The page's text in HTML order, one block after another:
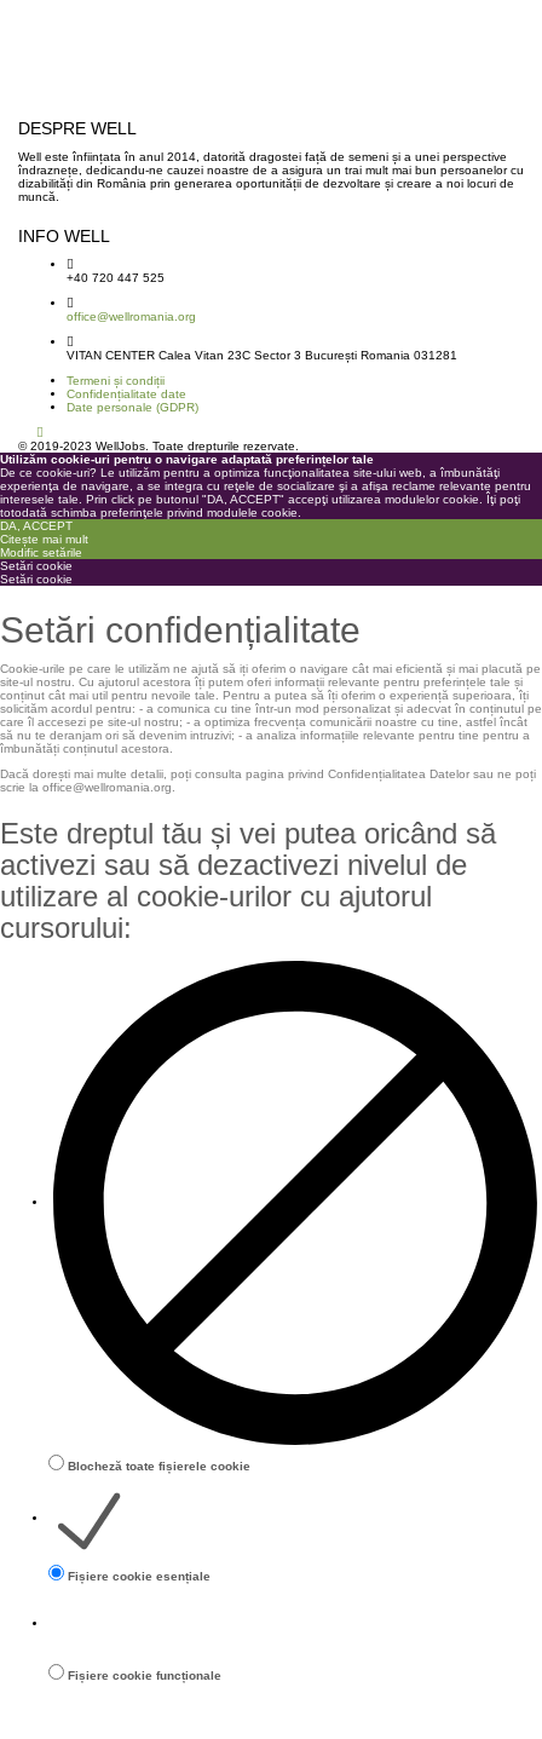
DESPRE WELL
Well este înființata în anul 2014, datorită dragostei față de semeni și a unei perspective
îndraznețe, dedicandu-ne cauzei noastre de a asigura un trai mult mai bun persoanelor cu
dizabilități din România prin generarea oportunității de dezvoltare și creare a noi locuri de
muncă.
INFO WELL
+40 720 447 525
office@wellromania.org
VITAN CENTER Calea Vitan 23C Sector 3 București Romania 031281
Termeni și condiții
Confidențialitate date
Date personale (GDPR)
© 2019-2023 WellJobs. Toate drepturile rezervate.
Utilizăm cookie-uri pentru o navigare adaptată preferințelor tale
De ce cookie-uri? Le utilizăm pentru a optimiza funcţionalitatea site-ului web, a îmbunătăţi
experienţa de navigare, a se integra cu reţele de socializare şi a afişa reclame relevante pentru
interesele tale. Prin click pe butonul "DA, ACCEPT" accepţi utilizarea modulelor cookie. Îţi poţi
totodată schimba preferinţele privind modulele cookie.
DA, ACCEPT
Citește mai mult
Modific setările
Setări
cookie
Setări cookie
Setări
Setări cookie
Setări confidențialitate
Cookie-urile pe care le utilizăm ne ajută să iți oferim o navigare cât mai eficientă și mai placută pe
site-ul nostru. Cu ajutorul acestora îți putem oferi informații relevante pentru preferințele tale și
conținut cât mai util pentru nevoile tale. Pentru a putea să îți oferim o experiență superioara, îți
solicităm acordul pentru: - a comunica cu tine într-un mod personalizat și adecvat în conținutul pe
care îl accesezi pe site-ul nostru; - a optimiza frecvența comunicării noastre cu tine, astfel încât
să nu te deranjam ori să devenim intruzivi; - a analiza informațiile relevante pentru tine pentru a
îmbunătăți conținutul acestora.
Dacă dorești mai multe detalii, poți consulta pagina privind Confidențialitatea Datelor sau ne poți
scrie la office@wellromania.org.
Este dreptul tău și vei putea oricând să
activezi sau să dezactivezi nivelul de
utilizare al cookie-urilor cu ajutorul
cursorului:
Blocheză toate fișierele cookie
Fișiere cookie esențiale
Fișiere cookie funcționale